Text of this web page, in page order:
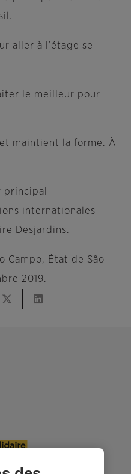
aller à l’étage se
le meilleur pour
maintient la forme. À
principal
internationales
Desjardins.
Campo, État de São
2019.